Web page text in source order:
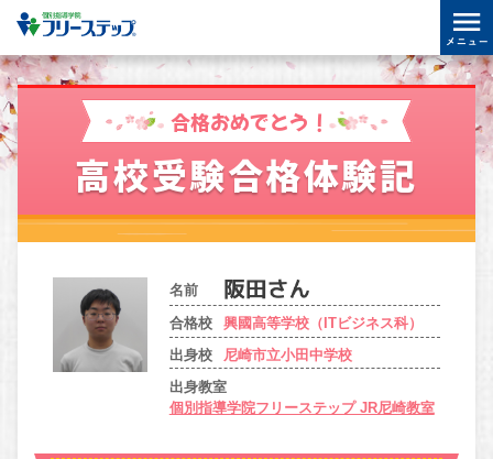
合格おめでとう！
高校受験合格体験記
名前
合格校
興國高等学校（ITビジネス科）
出身校
尼崎市立小田中学校
出身教室
個別指導学院フリーステップ JR尼崎教室